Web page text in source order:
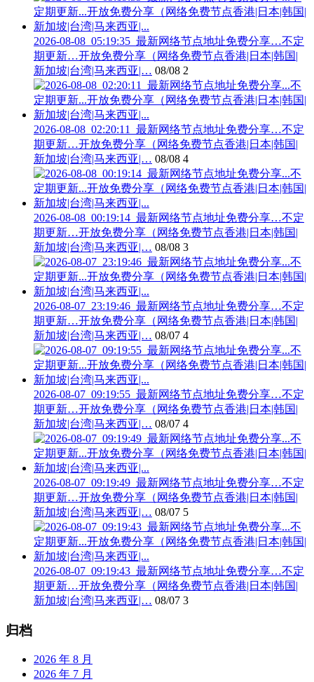
2026-08-08_05:19:35_最新网络节点地址免费分享…不定
期更新…开放免费分享（网络免费节点香港|日本|韩国|
新加坡|台湾|马来西亚|… 08/08 2
2026-08-08_02:20:11_最新网络节点地址免费分享…不定
期更新…开放免费分享（网络免费节点香港|日本|韩国|
新加坡|台湾|马来西亚|… 08/08 4
2026-08-08_00:19:14_最新网络节点地址免费分享…不定
期更新…开放免费分享（网络免费节点香港|日本|韩国|
新加坡|台湾|马来西亚|… 08/08 3
2026-08-07_23:19:46_最新网络节点地址免费分享…不定
期更新…开放免费分享（网络免费节点香港|日本|韩国|
新加坡|台湾|马来西亚|… 08/07 4
2026-08-07_09:19:55_最新网络节点地址免费分享…不定
期更新…开放免费分享（网络免费节点香港|日本|韩国|
新加坡|台湾|马来西亚|… 08/07 4
2026-08-07_09:19:49_最新网络节点地址免费分享…不定
期更新…开放免费分享（网络免费节点香港|日本|韩国|
新加坡|台湾|马来西亚|… 08/07 5
2026-08-07_09:19:43_最新网络节点地址免费分享…不定
期更新…开放免费分享（网络免费节点香港|日本|韩国|
新加坡|台湾|马来西亚|… 08/07 3
归档
2026 年 8 月
2026 年 7 月